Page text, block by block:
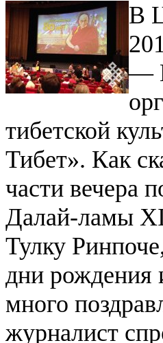
В
—
тибетской
Тибет». Как
части вечера
Далай-ламы
Тулку
дни рождения
много
журналист